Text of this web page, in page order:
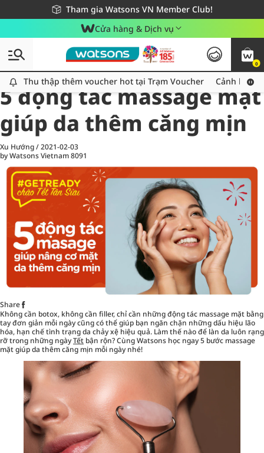
Tham gia Watsons VN Member Club!
Miễn phí giao hàng cho đơn hàng từ 249,000Đ
Giao hàng nhanh 24h - Áp dụng khu vực TP. Hồ Chí Minh
Cửa hàng & Dịch vụ
0
Thu thập thêm voucher hot tại Trạm Voucher
Thu thập thêm voucher hot tại Trạm Voucher Cảnh báo
All
Chăm Sóc Cá Nhân
5 động tác massage mặt
giúp da thêm căng mịn
Xu Hướng/2021-02-03
by Watsons Vietnam8091
Share
Không cần botox, không cần filler, chỉ cần những động tác massage mặt bằng
tay đơn giản mỗi ngày cũng có thể giúp bạn ngăn chặn những dấu hiệu lão
hóa, hạn chế tình trạng da chảy xệ hiệu quả. Làm thế nào để làn da luôn rạng
rỡ trong những ngàyTết bận rộn? Cùng Watsons học ngay 5 bước massage
mặt giúp da thêm căng mịn mỗi ngày nhé!